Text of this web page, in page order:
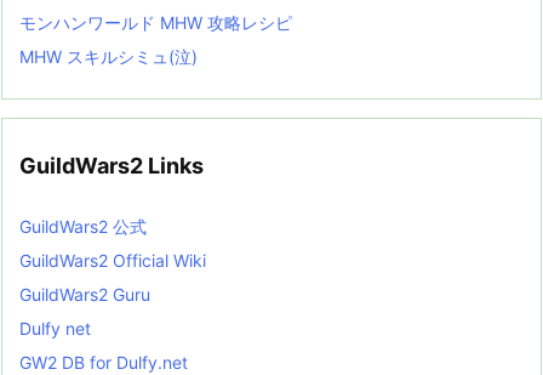
モンハンワールド MHW 攻略レシピ
MHW スキルシミュ(泣)
GuildWars2 Links
GuildWars2 公式
GuildWars2 Official Wiki
GuildWars2 Guru
Dulfy net
GW2 DB for Dulfy.net